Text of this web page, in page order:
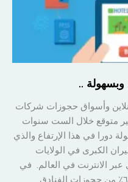
..
وأسواق حجوزات شركات
متوقع خلال الست سنوات
دورا في هذا الإرتفاع والذي
الطيران الكبرى في الولايات
الانترنت في العالم. في